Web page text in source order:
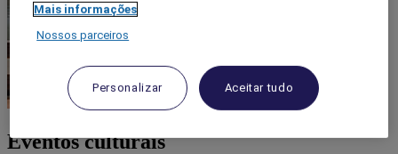
Eventos culturais
Mais informações
Nossos parceiros
Personalizar Aceitar tudo